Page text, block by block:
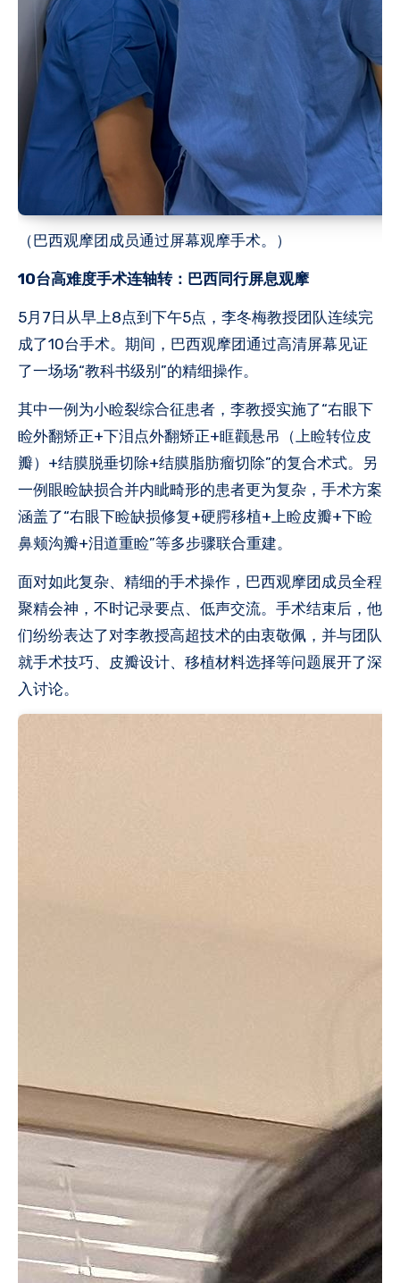
（巴西观摩团成员通过屏幕观摩手术。）
10台高难度手术连轴转：巴西同行屏息观摩
5月7日从早上8点到下午5点，李冬梅教授团队连续完
成了10台手术。期间，巴西观摩团通过高清屏幕见证
了一场场“教科书级别”的精细操作。
其中一例为小睑裂综合征患者，李教授实施了“右眼下
睑外翻矫正+下泪点外翻矫正+眶颧悬吊（上睑转位皮
瓣）+结膜脱垂切除+结膜脂肪瘤切除”的复合术式。另
一例眼睑缺损合并内眦畸形的患者更为复杂，手术方案
涵盖了“右眼下睑缺损修复+硬腭移植+上睑皮瓣+下睑
鼻颊沟瓣+泪道重睑”等多步骤联合重建。
面对如此复杂、精细的手术操作，巴西观摩团成员全程
聚精会神，不时记录要点、低声交流。手术结束后，他
们纷纷表达了对李教授高超技术的由衷敬佩，并与团队
就手术技巧、皮瓣设计、移植材料选择等问题展开了深
入讨论。